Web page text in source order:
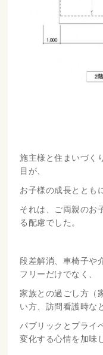
施主様と住まいづく
目が、
お子様の成長ととも
それは、ご両親のお
る配慮でした。
段差解消、車椅子や
フリーだけでなく、
家族との過ごし方（
い方、訪問看護時な
パブリックとプライ
変化する心情を加味